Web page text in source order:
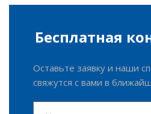
Бесплатная
Оставьте заявку и наши
свяжутся с вами в